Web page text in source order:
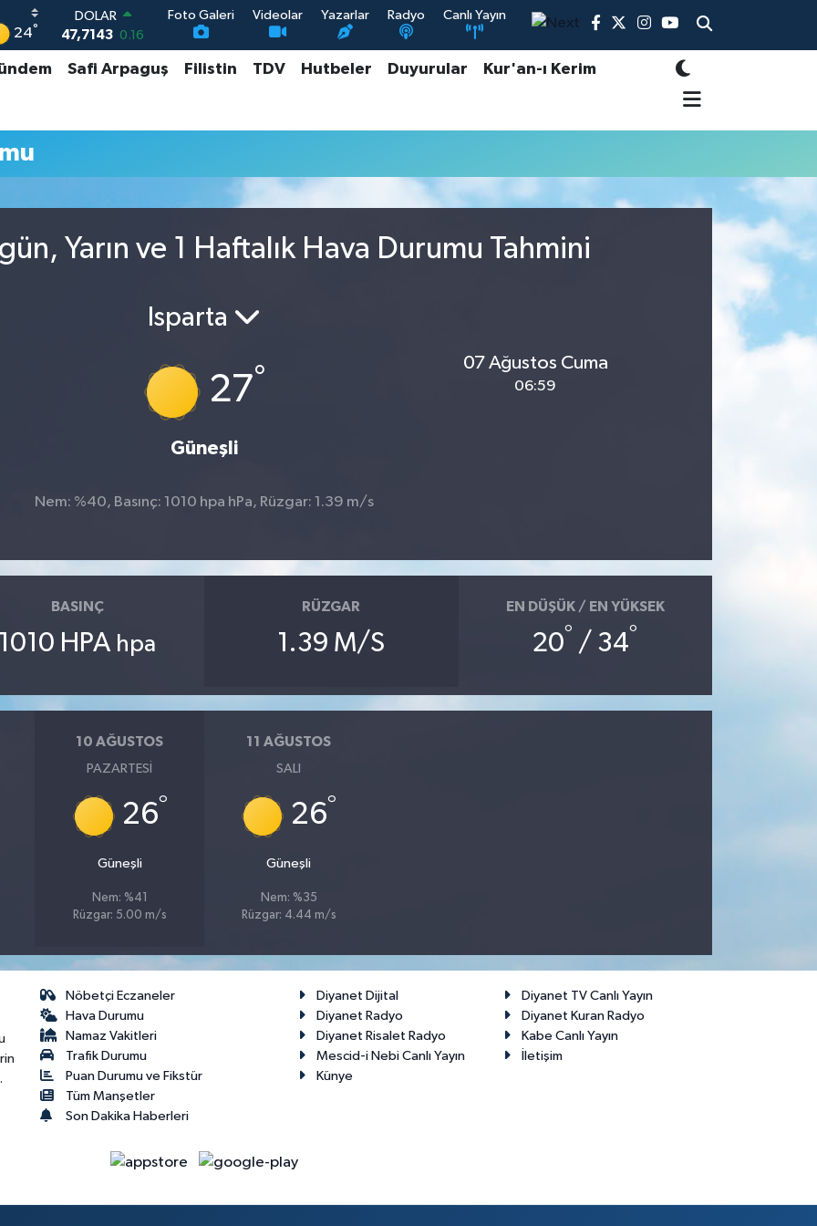
24°
DOLAR
47,7143 0.16
EURO
55,0317 -0.02
GRAM ALTIN
Foto Galeri Videolar Yazarlar Radyo Canlı Yayın
Safi Arpaguş Filistin TDV Hutbeler Duyurular Kur'an-ı Kerim
Yarın ve 1 Haftalık Hava Durumu Tahmini
Isparta
27°
Güneşli
07 Ağustos Cuma
06:59
Nem: %40, Basınç: 1010 hpa hPa, Rüzgar: 1.39 m/s
BASINÇ
1010 HPA hpa
RÜZGAR
1.39 M/S
EN DÜŞÜK / EN YÜKSEK
20° / 34°
10 AĞUSTOS
PAZARTESI
26°
Güneşli
Nem: %41
Rüzgar: 5.00 m/s
11 AĞUSTOS
SALI
26°
Güneşli
Nem: %35
Rüzgar: 4.44 m/s
Nöbetçi Eczaneler
Hava Durumu
Namaz Vakitleri
Trafik Durumu
Puan Durumu ve Fikstür
Tüm Manşetler
Son Dakika Haberleri
Diyanet Dijital
Diyanet TV Canlı Yayın
Diyanet Radyo
Diyanet Kuran Radyo
Diyanet Risalet Radyo
Kabe Canlı Yayın
Mescid-i Nebi Canlı Yayın
İletişim
Künye